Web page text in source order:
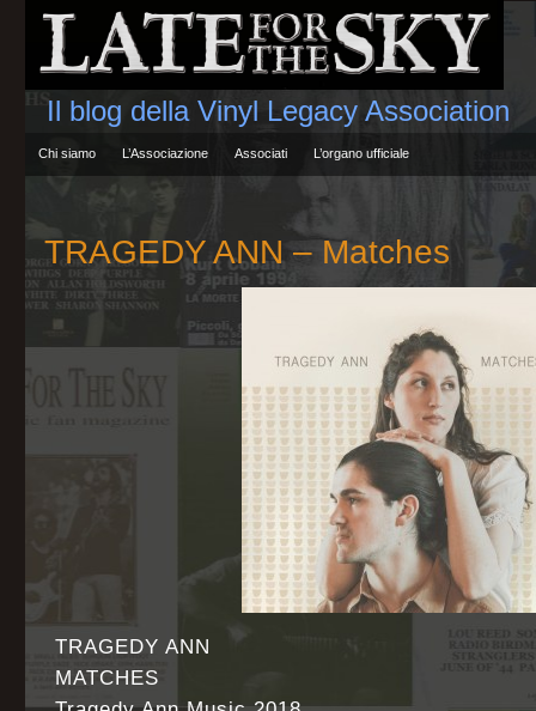
Il blog della Vinyl Legacy Association
Chi siamo L’Associazione Associati L’organo ufficiale
TRAGEDY ANN – Matches
TRAGEDY ANN
MATCHES